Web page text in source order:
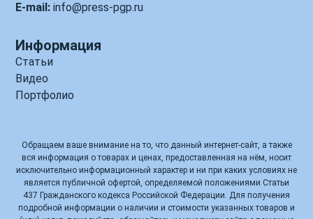
E-mail: info@press-pgp.ru
Информация
Статьи
Видео
Портфолио
Обращаем ваше внимание на то, что данный интернет-сайт, а также
вся информация о товарах и ценах, предоставленная на нём, носит
исключительно информационный характер и ни при каких условиях не
является публичной офертой, определяемой положениями Статьи
437 Гражданского кодекса Российской Федерации. Для получения
подробной информации о наличии и стоимости указанных товаров и